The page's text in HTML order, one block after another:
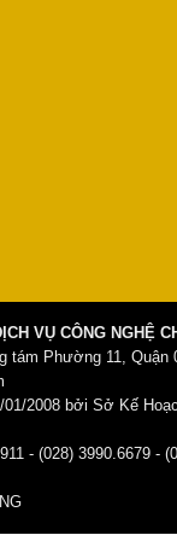
VỤ CÔNG NGHỆ
tám Phường 11, Quận
01/2008 bởi Sở Kế
- (028) 3990.6679 -